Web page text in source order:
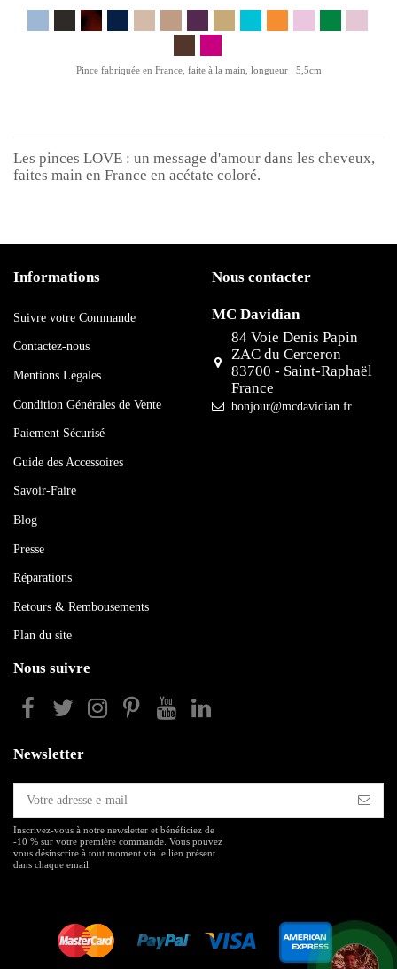
Pince fabriquée en France, faite à la main, longueur : 5,5cm
Les pinces LOVE : un message d'amour dans les cheveux,
faites main en France en acétate coloré.
Informations
Suivre votre Commande
Contactez-nous
Mentions Légales
Condition Générales de Vente
Paiement Sécurisé
Guide des Accessoires
Savoir-Faire
Blog
Presse
Réparations
Retours & Rembousements
Plan du site
Nous contacter
MC Davidian
84 Voie Denis Papin
ZAC du Cerceron
83700 - Saint-Raphaël
France
bonjour@mcdavidian.fr
Nous suivre
Newsletter
Inscrivez-vous à notre newsletter et bénéficiez de
-10 % sur votre première commande. Vous pouvez
vous désinscrire à tout moment via le lien présent
dans chaque email.